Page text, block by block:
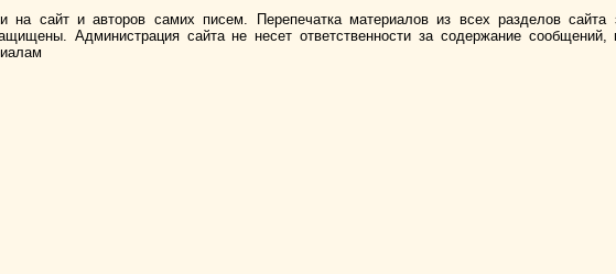
на сайт и авторов самих писем. Перепечатка материалов из всех разделов сайта
Администрация сайта не несет ответственности за содержание сообщений,